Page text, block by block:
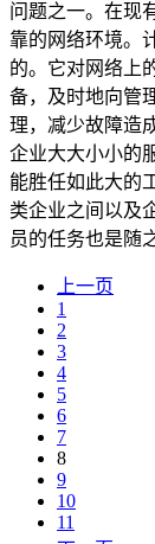
问题之一。在现
靠的网络环境。
的。它对网络上
备，及时地向管
理，减少故障造
企业大大小小的
能胜任如此大的
类企业之间以及
员的任务也是随
上一页
1
2
3
4
5
6
7
8
9
10
11